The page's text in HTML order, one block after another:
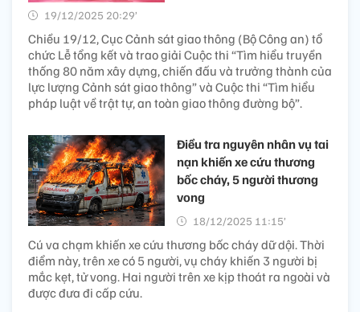
19/12/2025 20:29’
Chiều 19/12, Cục Cảnh sát giao thông (Bộ Công an) tổ
chức Lễ tổng kết và trao giải Cuộc thi “Tìm hiểu truyền
thống 80 năm xây dựng, chiến đấu và trưởng thành của
lực lượng Cảnh sát giao thông” và Cuộc thi “Tìm hiểu
pháp luật về trật tự, an toàn giao thông đường bộ”.
Điều tra nguyên nhân vụ tai
nạn khiến xe cứu thương
bốc cháy, 5 người thương
vong​
18/12/2025 11:15’
Cú va chạm khiến xe cứu thương bốc cháy dữ dội. Thời
điểm này, trên xe có 5 người, vụ cháy khiến 3 người bị
mắc kẹt, tử vong. Hai người trên xe kịp thoát ra ngoài và
được đưa đi cấp cứu.